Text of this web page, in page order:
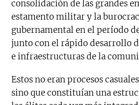
consolidación de las grandes
estamento militar y la
gubernamental en el período
junto con el rápido desarrollo
e infraestructuras de la
Estos no eran procesos
sino que constituían una